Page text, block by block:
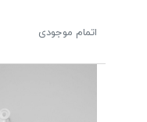
اتمام موجودی